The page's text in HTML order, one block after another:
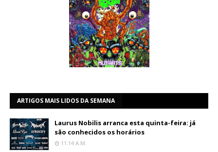
ARTIGOS MAIS LIDOS DA SEMANA
Laurus Nobilis arranca esta quinta-feira: já
são conhecidos os horários
11:14 A.m.